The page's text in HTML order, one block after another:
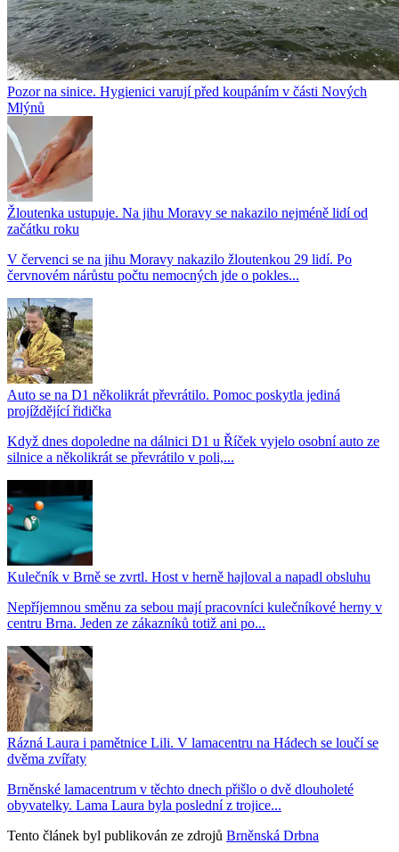
Pozor na sinice. Hygienici varují před koupáním v části Nových
Mlýnů
Žloutenka ustupuje. Na jihu Moravy se nakazilo nejméně lidí od
začátku roku
V červenci se na jihu Moravy nakazilo žloutenkou 29 lidí. Po
červnovém nárůstu počtu nemocných jde o pokles...
Auto se na D1 několikrát převrátilo. Pomoc poskytla jediná
projíždějící řidička
Když dnes dopoledne na dálnici D1 u Říček vyjelo osobní auto ze
silnice a několikrát se převrátilo v poli,...
Kulečník v Brně se zvrtl. Host v herně hajloval a napadl obsluhu
Nepříjemnou směnu za sebou mají pracovníci kulečníkové herny v
centru Brna. Jeden ze zákazníků totiž ani po...
Rázná Laura i pamětnice Lili. V lamacentru na Hádech se loučí se
dvěma zvířaty
Brněnské lamacentrum v těchto dnech přišlo o dvě dlouholeté
obyvatelky. Lama Laura byla poslední z trojice...
Tento článek byl publikován ze zdrojů Brněnská Drbna